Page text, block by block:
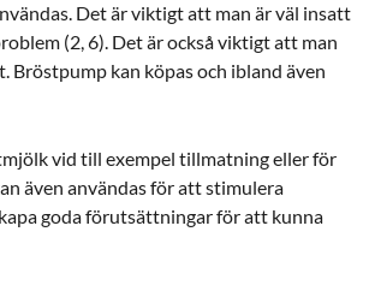
Det är viktigt att man är väl insatt
(2, 6). Det är också viktigt att man
Bröstpump kan köpas och ibland även
vid till exempel tillmatning eller för
även användas för att stimulera
goda förutsättningar för att kunna